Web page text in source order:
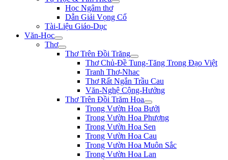
Học Ngâm thơ
Dẫn Giải Vọng Cổ
Tài-Liệu Giáo-Dục
Văn-Học
Thơ
Thơ Trên Đồi Trăng
Thơ Chủ-Đề Tung-Tăng Trong Đạo Việt
Tranh Thơ-Nhac
Thơ Rất Ngắn Trầu Cau
Văn-Nghệ Cộng-Hưởng
Thơ Trên Đồi Trăm Hoa
Trong Vườn Hoa Bưởi
Trong Vườn Hoa Phượng
Trong Vườn Hoa Sen
Trong Vườn Hoa Cau
Trong Vườn Hoa Muôn Sắc
Trong Vườn Hoa Lan